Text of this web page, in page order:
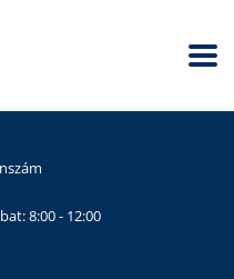
8:00 - 12:00